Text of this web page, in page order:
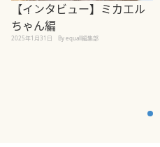
【インタビュー】ミカエル
ちゃん編
2025年1月31日 By equall編集部